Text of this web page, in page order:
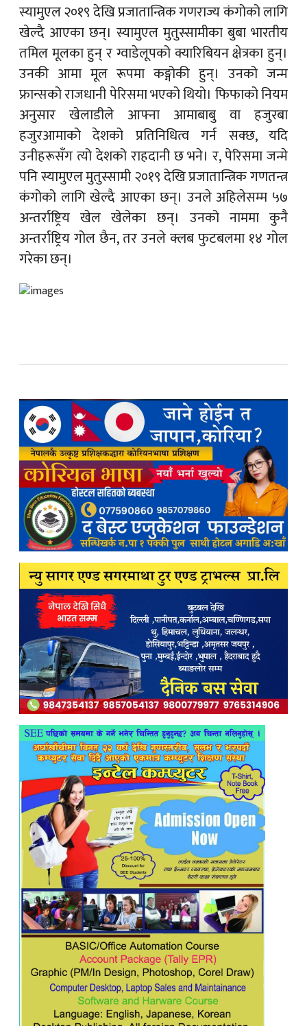
स्यामुएल २०१९ देखि प्रजातान्त्रिक गणराज्य कंगोको लागि
खेल्दै आएका छन्। स्यामुएल मुतुस्सामीका बुबा भारतीय
तमिल मूलका हुन् र ग्वाडेलूपको क्यारिबियन क्षेत्रका हुन्।
उनकी आमा मूल रूपमा कङ्गोकी हुन्। उनको जन्म
फ्रान्सको राजधानी पेरिसमा भएको थियो। फिफाको नियम
अनुसार खेलाडीले आफ्ना आमाबाबु वा हजुरबा
हजुरआमाको देशको प्रतिनिधित्व गर्न सक्छ, यदि
उनीहरूसँग त्यो देशको राहदानी छ भने। र, पेरिसमा जन्मे
पनि स्यामुएल मुतुस्सामी २०१९ देखि प्रजातान्त्रिक गणतन्त्र
कंगोको लागि खेल्दै आएका छन्। उनले अहिलेसम्म ५७
अन्तर्राष्ट्रिय खेल खेलेका छन्। उनको नाममा कुनै
अन्तर्राष्ट्रिय गोल छैन, तर उनले क्लब फुटबलमा १४ गोल
गरेका छन्।